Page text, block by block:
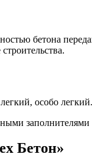
бетона
особо
Бетон»